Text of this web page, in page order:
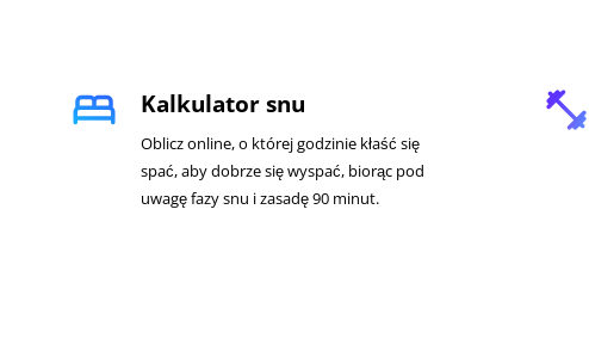
bed Kalkulator snu
Oblicz online, o której godzinie kłaść się
spać, aby dobrze się wyspać, biorąc pod
uwagę fazy snu i zasadę 90 minut.
fitness_center